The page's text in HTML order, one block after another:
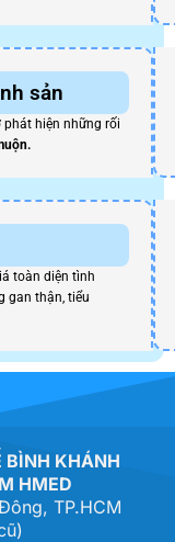
sản
hiện những rối
toàn diện tình
gan thận, tiểu
BÌNH KHÁNH
HMED
TP.HCM